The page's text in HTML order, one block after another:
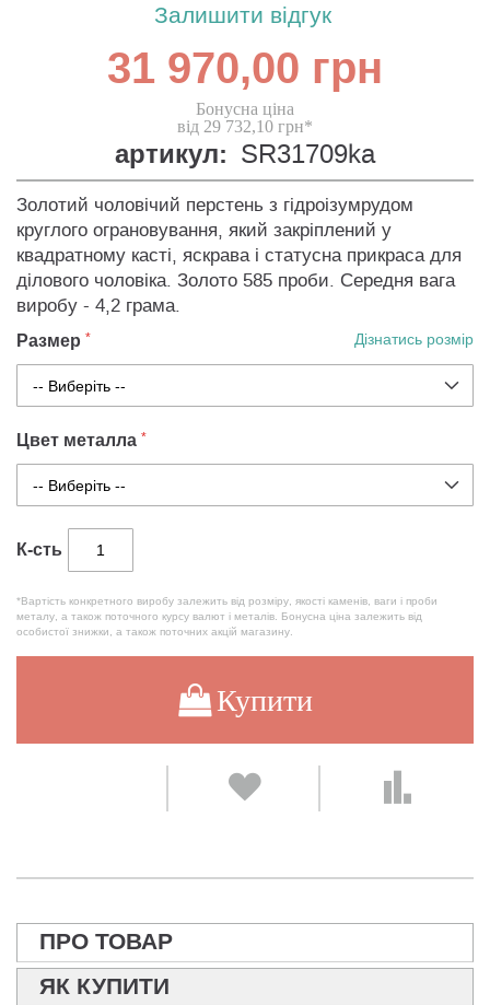
Залишити відгук
31 970,00 грн
Бонусна ціна
від 29 732,10 грн*
артикул: SR31709ka
Золотий чоловічий перстень з гідроізумрудом
круглого ограновування, який закріплений у
квадратному касті, яскрава і статусна прикраса для
ділового чоловіка. Золото 585 проби. Середня вага
виробу - 4,2 грама.
Размер Дізнатись розмір
Цвет металла
К-сть
*Вартість конкретного виробу залежить від розміру, якості каменів, ваги і проби
металу, а також поточного курсу валют і металів. Бонусна ціна залежить від
особистої знижки, а також поточних акцій магазину.
Купити
ПРО ТОВАР
ЯК КУПИТИ